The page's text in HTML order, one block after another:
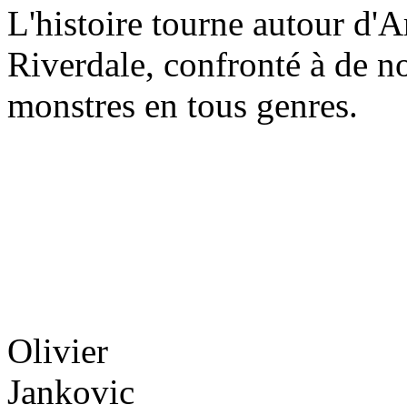
L'histoire tourne autour
Riverdale, confronté à de
monstres en tous genres.
Olivier
Jankovic